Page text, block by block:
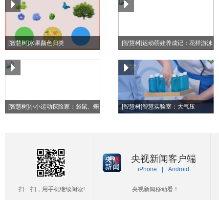
[智慧树]水果颜色归类 [智慧树]运动萌娃养成记：花样游泳
[智慧树]小小运动探险家：袋鼠、蝌
[智慧树]智慧实验室：大气压
扫一扫，用手机继续阅读!
央视新闻客户端
iPhone Android
央视新闻移动看！